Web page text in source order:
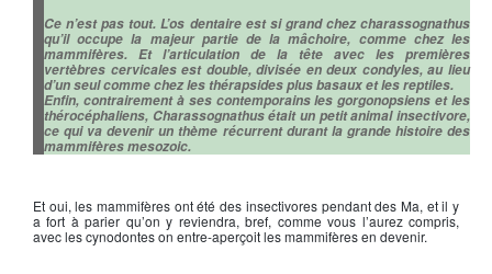
Ce n’est pas tout. L’os dentaire est si grand chez charassognathus
qu’il occupe la majeur partie de la mâchoire, comme chez les
mammifères. Et l’articulation de la tête avec les premières
vertèbres cervicales est double, divisée en deux condyles, au lieu
d’un seul comme chez les thérapsides plus basaux et les reptiles.
Enfin, contrairement à ses contemporains les gorgonopsiens et les
thérocéphaliens, Charassognathus était un petit animal insectivore,
ce qui va devenir un thème récurrent durant la grande histoire des
mammifères mesozoic.
Et oui, les mammifères ont été des insectivores pendant des Ma, et il y
a fort à parier qu’on y reviendra, bref, comme vous l’aurez compris,
avec les cynodontes on entre-aperçoit les mammifères en devenir.